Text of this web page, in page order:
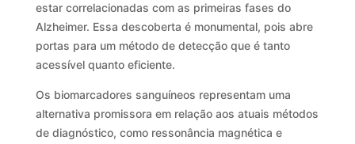
estar correlacionadas com as primeiras fases do
Alzheimer. Essa descoberta é monumental, pois abre
portas para um método de detecção que é tanto
acessível quanto eficiente.
Os biomarcadores sanguíneos representam uma
alternativa promissora em relação aos atuais métodos
de diagnóstico, como ressonância magnética e